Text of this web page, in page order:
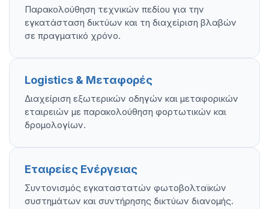
Παρακολούθηση τεχνικών πεδίου για την
εγκατάσταση δικτύων και τη διαχείριση βλαβών
σε πραγματικό χρόνο.
Logistics & Μεταφορές
Διαχείριση εξωτερικών οδηγών και μεταφορικών
εταιρειών με παρακολούθηση φορτωτικών και
δρομολογίων.
Εταιρείες Ενέργειας
Συντονισμός εγκαταστατών φωτοβολταϊκών
συστημάτων και συντήρησης δικτύων διανομής.